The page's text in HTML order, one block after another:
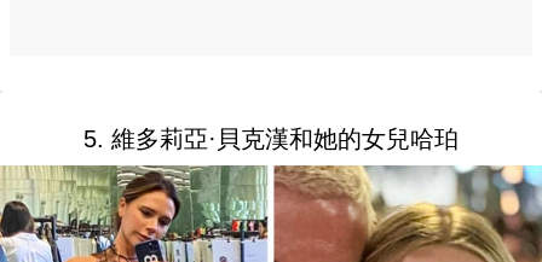
5. 維多莉亞·貝克漢和她的女兒哈珀